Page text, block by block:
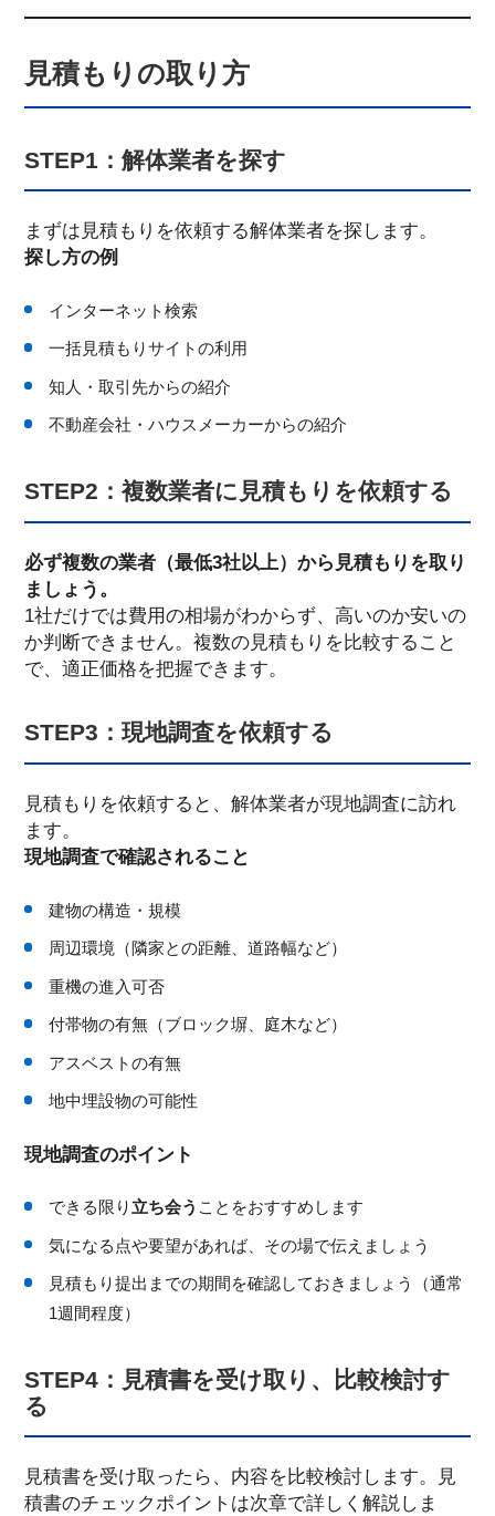
見積もりの取り方
STEP1：解体業者を探す
まずは見積もりを依頼する解体業者を探します。
探し方の例
インターネット検索
一括見積もりサイトの利用
知人・取引先からの紹介
不動産会社・ハウスメーカーからの紹介
STEP2：複数業者に見積もりを依頼する
必ず複数の業者（最低3社以上）から見積もりを取り
ましょう。
1社だけでは費用の相場がわからず、高いのか安いの
か判断できません。複数の見積もりを比較すること
で、適正価格を把握できます。
STEP3：現地調査を依頼する
見積もりを依頼すると、解体業者が現地調査に訪れ
ます。
現地調査で確認されること
建物の構造・規模
周辺環境（隣家との距離、道路幅など）
重機の進入可否
付帯物の有無（ブロック塀、庭木など）
アスベストの有無
地中埋設物の可能性
現地調査のポイント
できる限り 立ち会う ことをおすすめします
気になる点や要望があれば、その場で伝えましょう
見積もり提出までの期間を確認しておきましょう（通常
1週間程度）
STEP4：見積書を受け取り、比較検討す
る
見積書を受け取ったら、内容を比較検討します。見
積書のチェックポイントは次章で詳しく解説しま